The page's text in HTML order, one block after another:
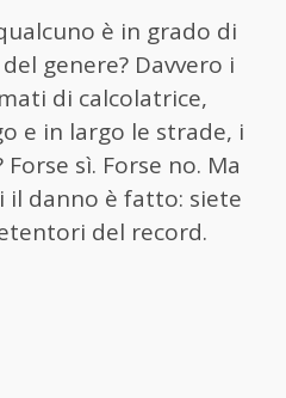
è in grado di
genere? Davvero i
di calcolatrice,
e in largo le strade, i
Forse sì. Forse no. Ma
il danno è fatto: siete
del record.